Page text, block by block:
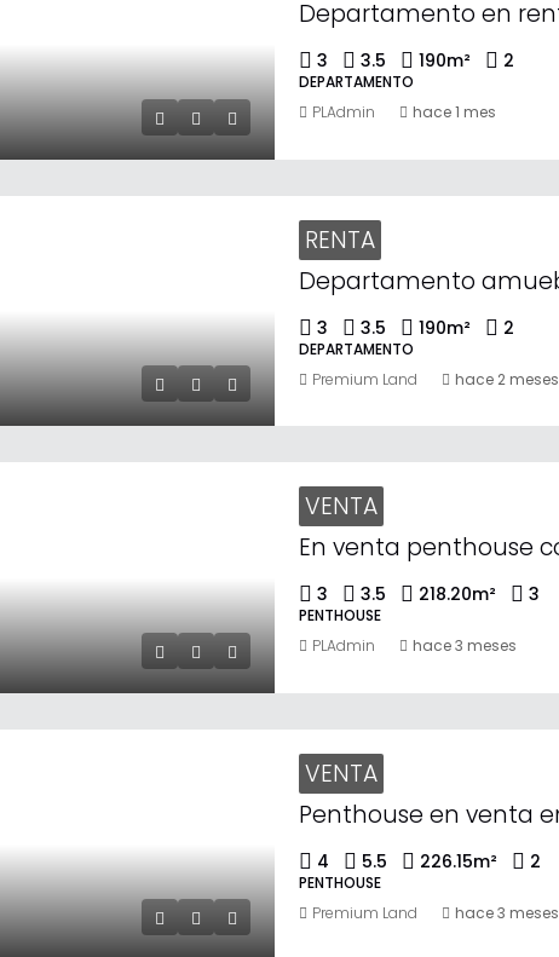
3 3.5 190m² 2
DEPARTAMENTO
PLAdmin hace 1 mes
RENTA
3 3.5 190m² 2
DEPARTAMENTO
Premium Land hace 2 meses
VENTA
3 3.5 218.20m² 3
PENTHOUSE
PLAdmin hace 3 meses
VENTA
4 5.5 226.15m² 2
PENTHOUSE
Premium Land hace 3 meses